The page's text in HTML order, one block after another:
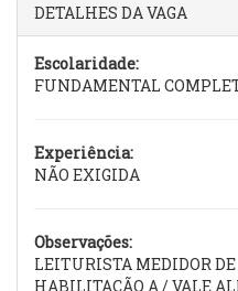
DETALHES DA VAGA
Escolaridade:
FUNDAMENTAL
Experiência:
NÃO EXIGIDA
Observações:
LEITURISTA MEDIDOR
HABILITAÇÃO A / VALE